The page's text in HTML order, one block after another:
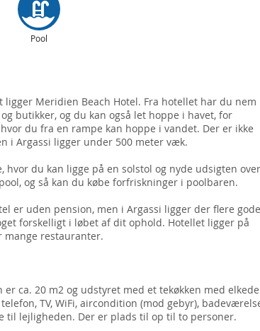
Pool
ligger Meridien Beach Hotel. Fra hotellet har du nem
butikker, og du kan også let hoppe i havet, for
du fra en rampe kan hoppe i vandet. Der er ikke
i Argassi ligger under 500 meter væk.
hvor du kan ligge på en solstol og nyde udsigten over
og så kan du købe forfriskninger i poolbaren.
er uden pension, men i Argassi ligger der flere gode
forskelligt i løbet af dit ophold. Hotellet ligger på
mange restauranter.
er ca. 20 m2 og udstyret med et tekøkken med
TV, WiFi, aircondition (mod gebyr),
til lejligheden. Der er plads til op til to personer.